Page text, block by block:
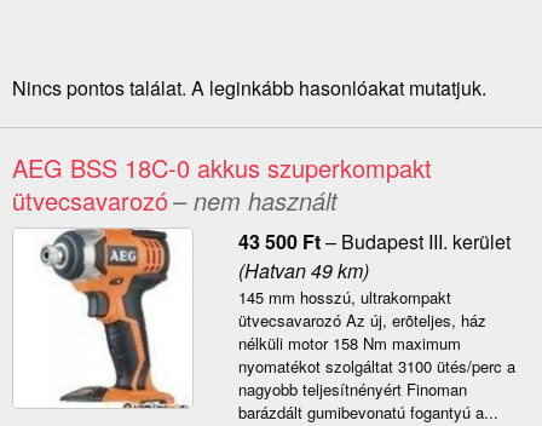
Nincs pontos találat. A leginkább hasonlóakat mutatjuk.
AEG BSS 18C-0 akkus szuperkompakt
ütvecsavarozó– nem használt
43 500 Ft– Budapest III. kerület
(Hatvan 49 km)
145 mm hosszú, ultrakompakt
ütvecsavarozó Az új, erõteljes, ház
nélküli motor 158 Nm maximum
nyomatékot szolgáltat 3100 ütés/perc a
nagyobb teljesítnényért Finoman
barázdált gumibevonatú fogantyú a...